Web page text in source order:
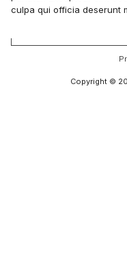
culpa qui officia deserunt
Copyright ©